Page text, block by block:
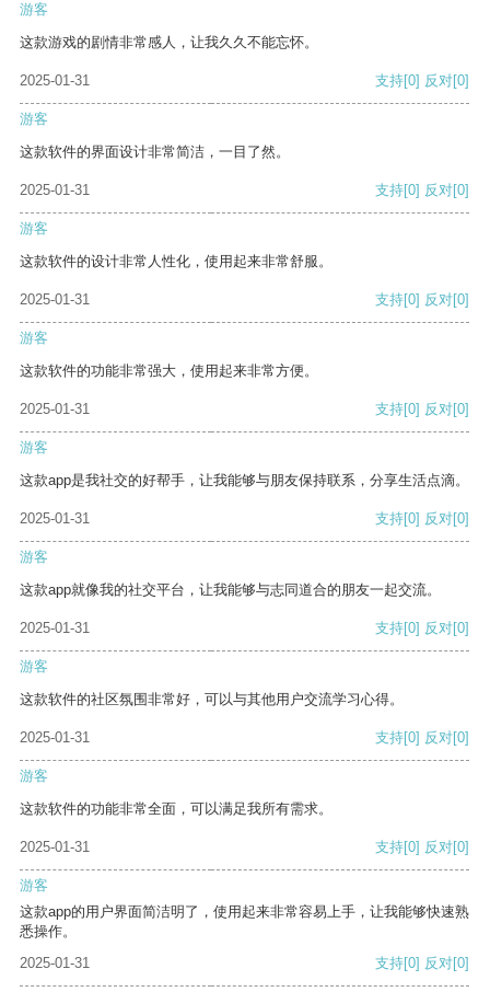
游客
这款游戏的剧情非常感人，让我久久不能忘怀。
2025-01-31 支持[0] 反对[0]
游客
这款软件的界面设计非常简洁，一目了然。
2025-01-31 支持[0] 反对[0]
游客
这款软件的设计非常人性化，使用起来非常舒服。
2025-01-31 支持[0] 反对[0]
游客
这款软件的功能非常强大，使用起来非常方便。
2025-01-31 支持[0] 反对[0]
游客
这款app是我社交的好帮手，让我能够与朋友保持联系，分享生活点滴。
2025-01-31 支持[0] 反对[0]
游客
这款app就像我的社交平台，让我能够与志同道合的朋友一起交流。
2025-01-31 支持[0] 反对[0]
游客
这款软件的社区氛围非常好，可以与其他用户交流学习心得。
2025-01-31 支持[0] 反对[0]
游客
这款软件的功能非常全面，可以满足我所有需求。
2025-01-31 支持[0] 反对[0]
游客
这款app的用户界面简洁明了，使用起来非常容易上手，让我能够快速熟
悉操作。
2025-01-31
支持[0] 反对[0]